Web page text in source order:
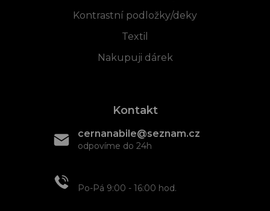
Kontrastní podložky/deky
Textil
Nakupuji dárek
Kontakt
cernanabile@seznam.cz
odpovíme do 24h
Po-Pá 9:00 - 16:00 hod.